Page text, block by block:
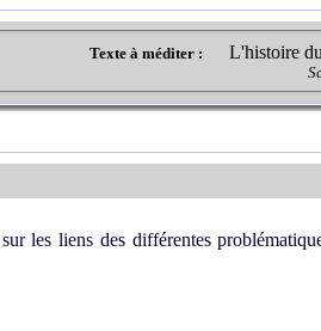
Texte à méditer : L'histoire
les liens des différentes